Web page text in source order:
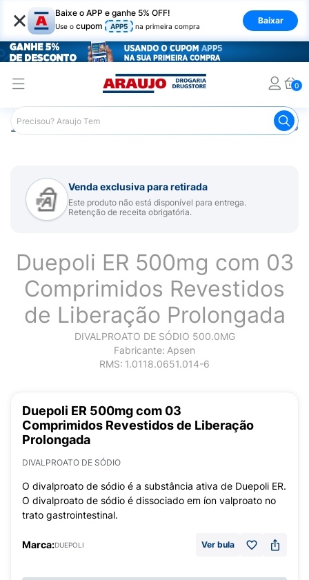
× Baixe o APP e ganhe 5% OFF!
Use o cupom APP5 na primeira compra
Baixar
0
Araujo Medicamentos Remédio para Sistema Nervoso
Venda exclusiva para retirada
Este produto não está disponível para entrega.
Retenção de receita obrigatória.
Duepoli ER 500mg com 03
Comprimidos Revestidos
de Liberação Prolongada
DIVALPROATO DE SÓDIO 500.0MG
Fabricante: Apsen
RMS: 1.0118.0651.014-6
Duepoli ER 500mg com 03
Comprimidos Revestidos de Liberação
Prolongada
DIVALPROATO DE SÓDIO
O divalproato de sódio é a substância ativa de Duepoli ER.
O divalproato de sódio é dissociado em íon valproato no
trato gastrointestinal.
Marca:DUEPOLI Ver bula